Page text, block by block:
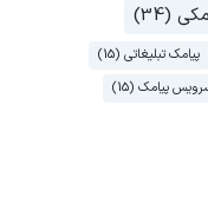
(34)
پیامک تبلیغاتی (15)
پیامک (15)